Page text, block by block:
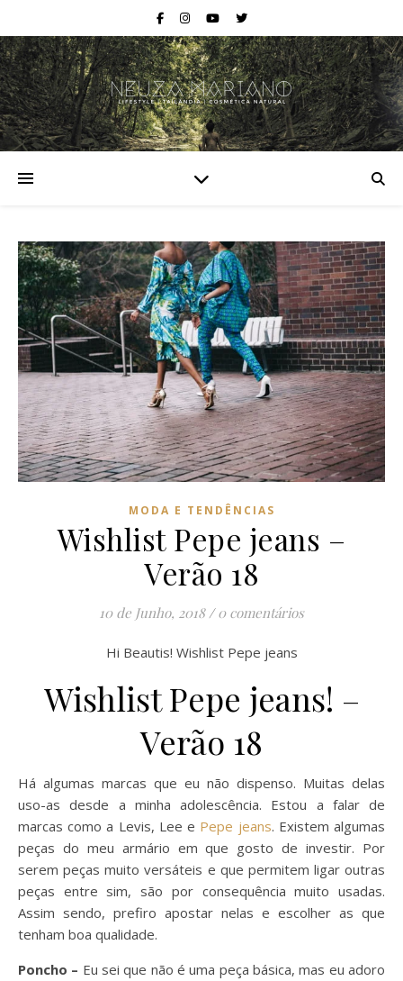
MODA E TENDÊNCIAS
Wishlist Pepe jeans –
Verão 18
10 de Junho, 2018 / 0 comentários
Hi Beautis! Wishlist Pepe jeans
Wishlist Pepe jeans! –
Verão 18
Há algumas marcas que eu não dispenso. Muitas delas
uso-as desde a minha adolescência. Estou a falar de
marcas como a Levis, Lee e Pepe jeans. Existem algumas
peças do meu armário em que gosto de investir. Por
serem peças muito versáteis e que permitem ligar outras
peças entre sim, são por consequência muito usadas.
Assim sendo, prefiro apostar nelas e escolher as que
tenham boa qualidade.
Poncho – Eu sei que não é uma peça básica, mas eu adoro